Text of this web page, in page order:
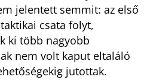
jelentett semmit: az első
csata folyt,
ki több nagyobb
nem volt kaput eltaláló
jutottak.